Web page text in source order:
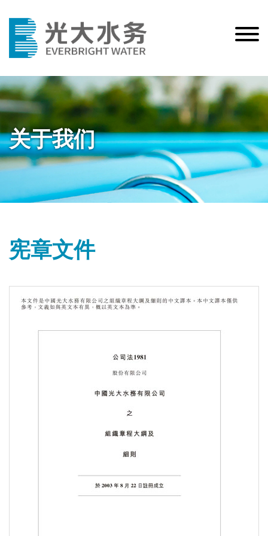
关于我们
宪章文件